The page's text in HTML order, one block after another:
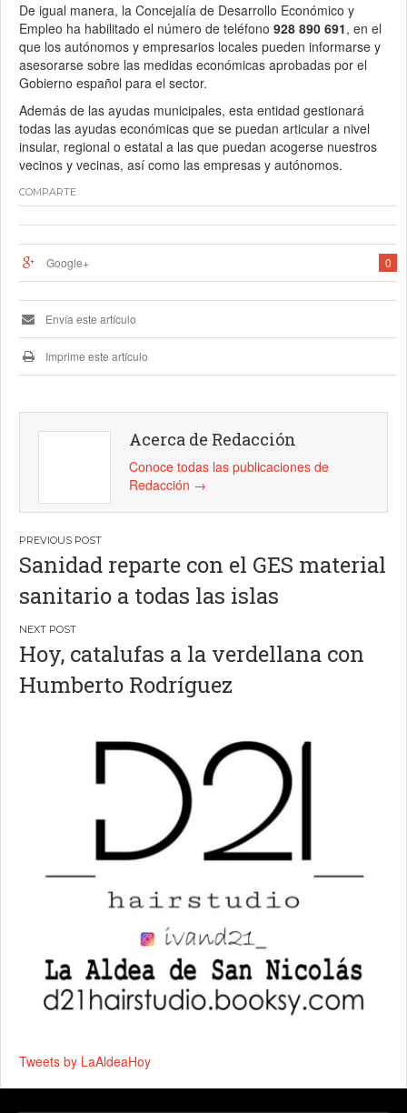
De igual manera, la Concejalía de Desarrollo Económico y
Empleo ha habilitado el número de teléfono 928 890 691, en el
que los autónomos y empresarios locales pueden informarse y
asesorarse sobre las medidas económicas aprobadas por el
Gobierno español para el sector.
Además de las ayudas municipales, esta entidad gestionará
todas las ayudas económicas que se puedan articular a nivel
insular, regional o estatal a las que puedan acogerse nuestros
vecinos y vecinas, así como las empresas y autónomos.
COMPARTE
0
Google+
Envía este artículo
Imprime este artículo
Acerca de Redacción
Conoce todas las publicaciones de
Redacción →
Navegación
de
entradas
Sanidad reparte con el GES material
sanitario a todas las islas
Hoy, catalufas a la verdellana con
Humberto Rodríguez
Tweets by LaAldeaHoy